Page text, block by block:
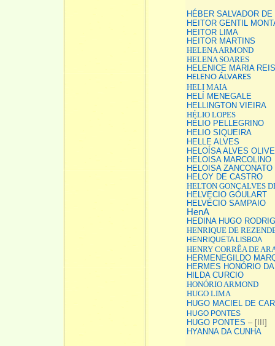
HÉBER SALVADOR
HEITOR GENTIL
HEITOR LIMA
HEITOR MARTINS
HELENA ARMOND
HELENA SOARES
HELENICE MARIA
HELENO ÁLVARES
HELI MAIA
HELÍ MENEGALE
HELLINGTON VIEIRA
HÉLIO LOPES
HÉLIO PELLEGRINO
HELIO SIQUEIRA
HELLE ALVES
HELOÍSA ALVES
HELOISA MARCOLINO
HELOISA
HELOY DE CASTRO
HELTON GONÇALVES
HELVECIO GOULART
HELVÉCIO SAMPAIO
HenA
HEDINA HUGO
HENRIQUE DE
HENRIQUETA LISBOA
HENRY CORRÊA DE
HERMENEGILDO
HERMES HONÓRIO
HILDA CURCIO
HONÓRIO ARMOND
HUGO LIMA
HUGO MACIEL DE
HUGO PONTES
HUGO PONTES – [III]
HYANNA DA CUNHA